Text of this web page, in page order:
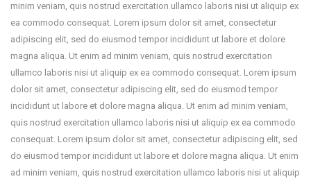
minim veniam, quis nostrud exercitation ullamco laboris nisi ut aliquip ex
ea commodo consequat. Lorem ipsum dolor sit amet, consectetur
adipiscing elit, sed do eiusmod tempor incididunt ut labore et dolore
magna aliqua. Ut enim ad minim veniam, quis nostrud exercitation
ullamco laboris nisi ut aliquip ex ea commodo consequat. Lorem ipsum
dolor sit amet, consectetur adipiscing elit, sed do eiusmod tempor
incididunt ut labore et dolore magna aliqua. Ut enim ad minim veniam,
quis nostrud exercitation ullamco laboris nisi ut aliquip ex ea commodo
consequat. Lorem ipsum dolor sit amet, consectetur adipiscing elit, sed
do eiusmod tempor incididunt ut labore et dolore magna aliqua. Ut enim
ad minim veniam, quis nostrud exercitation ullamco laboris nisi ut aliquip